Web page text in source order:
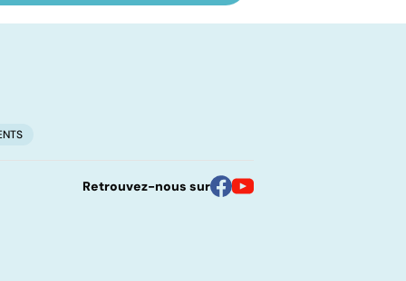
complexe
Retrouvez-nous sur